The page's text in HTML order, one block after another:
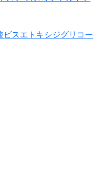
スエトキシジグリコー